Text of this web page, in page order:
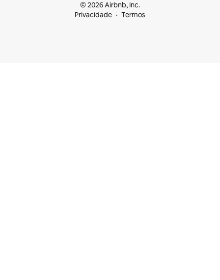
© 2026 Airbnb, Inc.
Privacidade
Termos